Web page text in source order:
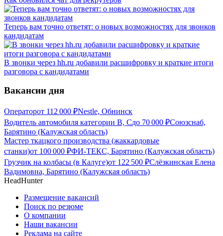
Теперь вам точно ответят: о новых возможностях для звонков
кандидатам
В звонки через hh.ru добавили расшифровку и краткие итоги
разговора с кандидатами
Вакансии дня
Операторот 112 000 ₽Nestle, Обнинск
Водитель автомобиля категории В, Сдо 70 000 ₽Союзснаб,
Барятино (Калужская область)
Мастер ткацкого производства (жаккардовые
станки)от 100 000 ₽ФИ-ТЕКС, Барятино (Калужская область)
Грузчик на колбасы (в Калуге)от 122 500 ₽Слёзкинская Елена
Вадимовна, Барятино (Калужская область)
HeadHunter
Размещение вакансий
Поиск по резюме
О компании
Наши вакансии
Реклама на сайте